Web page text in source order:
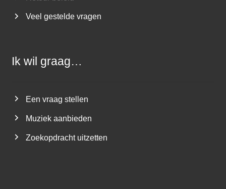
Veel gestelde vragen
Ik wil graag…
Een vraag stellen
Muziek aanbieden
Zoekopdracht uitzetten